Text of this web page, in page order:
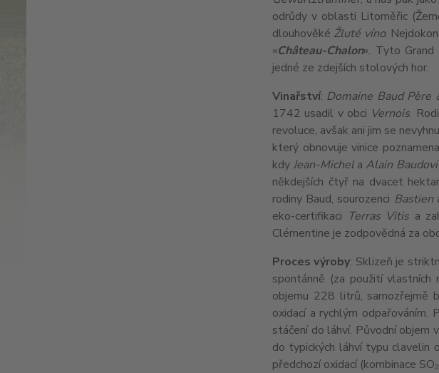
odrůdy v oblasti Litoměřic
dlouhověké Žluté víno.
«Château-Chalon». Tyto Grand
jedné ze zdejších stolových hor.
Vinařství: Domaine Baud Père
1742 usadil v obci Vernois.
revoluce, avšak ani jim se
který obnovuje vinice
kdyJean-Michel a Alain Baudovi
někdejších čtyř na dvacet
rodiny Baud, sourozenci Bastien
eko-certifikaci Terras Vitis a
Clémentine je zodpovědná za
Proces výroby: Sklizeň je
spontánně (za použití vlastních
objemu 228 litrů, samozřejmě
oxidací a rychlým
stáčení do láhví. Původní objem
do typických láhví typu clavelin
předchozí oxidací